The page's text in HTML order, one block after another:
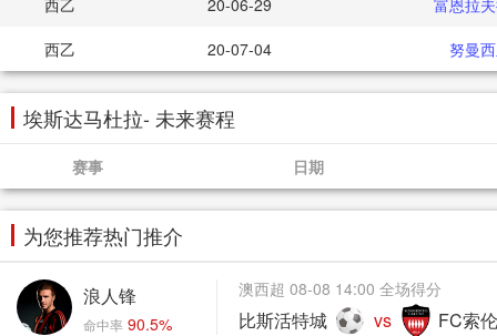
西乙 20-06-29
富恩拉
西乙
20-07-04 努曼
埃斯达马杜拉- 未来赛程
赛事 日期
为您推荐热门推介
浪人锋
命中率 90.5%
澳西超 08-08 14:00 全场得分
比斯活特城 vs FC索